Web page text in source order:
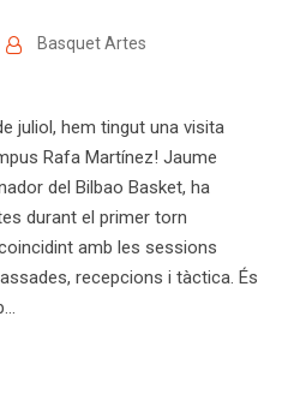
Basquet Artes
juliol, hem tingut una visita
Rafa Martínez! Jaume
del Bilbao Basket, ha
durant el primer torn
amb les sessions
recepcions i tàctica. És